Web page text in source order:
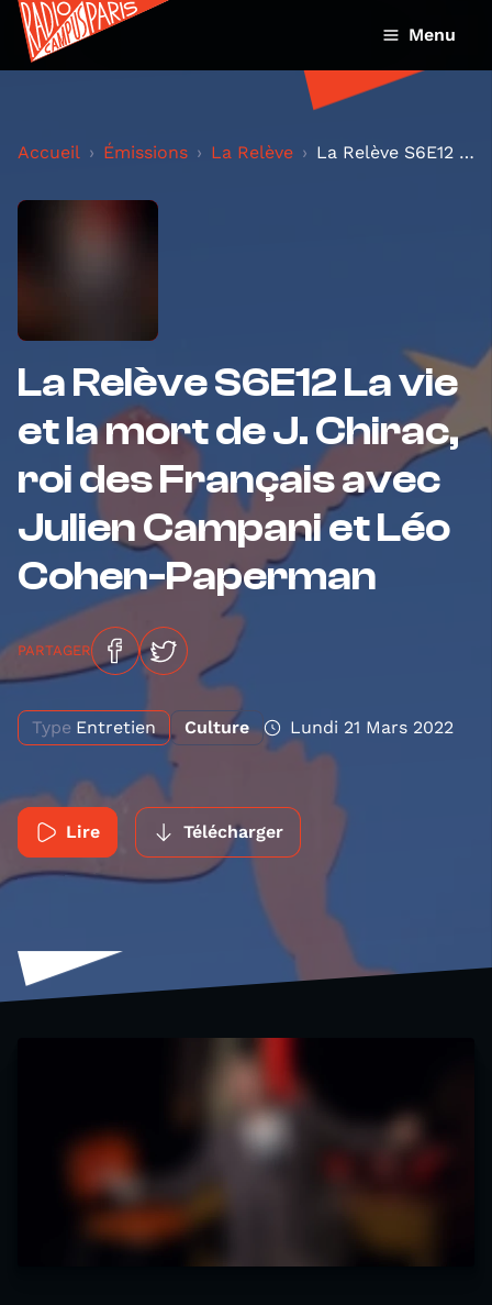
Menu
Accueil Émissions La Relève La Relève S6E12 La vie et la mort de J. Chirac, ro...
La Relève S6E12 La vie
et la mort de J. Chirac,
roi des Français avec
Julien Campani et Léo
Cohen-Paperman
PARTAGER
Type Entretien Culture Lundi 21 Mars 2022
Lire Télécharger